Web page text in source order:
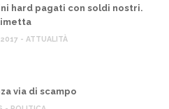
hard pagati con soldi nostri.
- ATTUALITÀ
via di scampo